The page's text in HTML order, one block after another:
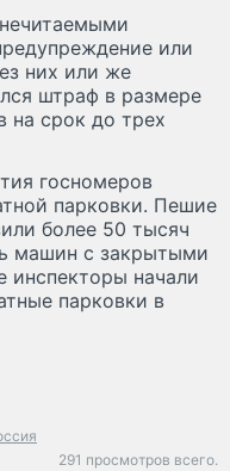
или
них или же
штраф в размере
на срок до трех
госномеров
парковки. Пешие
более 50 тысяч
машин с закрытыми
начали
парковки в
291 просмотров всего.